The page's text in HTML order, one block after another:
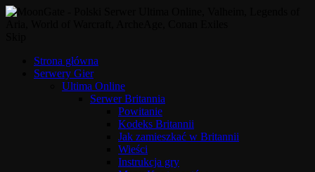
Strona główna
Serwery Gier
Ultima Online
Serwer Britannia
Powitanie
Kodeks Britannii
Jak zamieszkać w Britannii
Wieści
Instrukcja gry